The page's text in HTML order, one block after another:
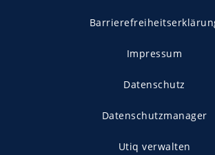
Impressum
Datenschutz
Datenschutzmanager
Utiq verwalten